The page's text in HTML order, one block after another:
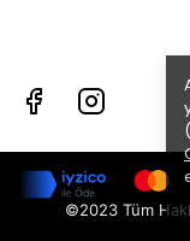
©2023 Tüm